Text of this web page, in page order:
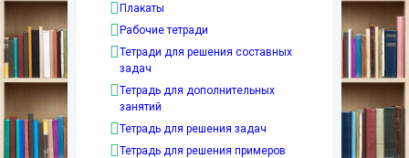
Плакаты
Рабочие тетради
Тетради для решения составных
задач
Тетрадь для дополнительных
занятий
Тетрадь для решения задач
Тетрадь для решения примеров